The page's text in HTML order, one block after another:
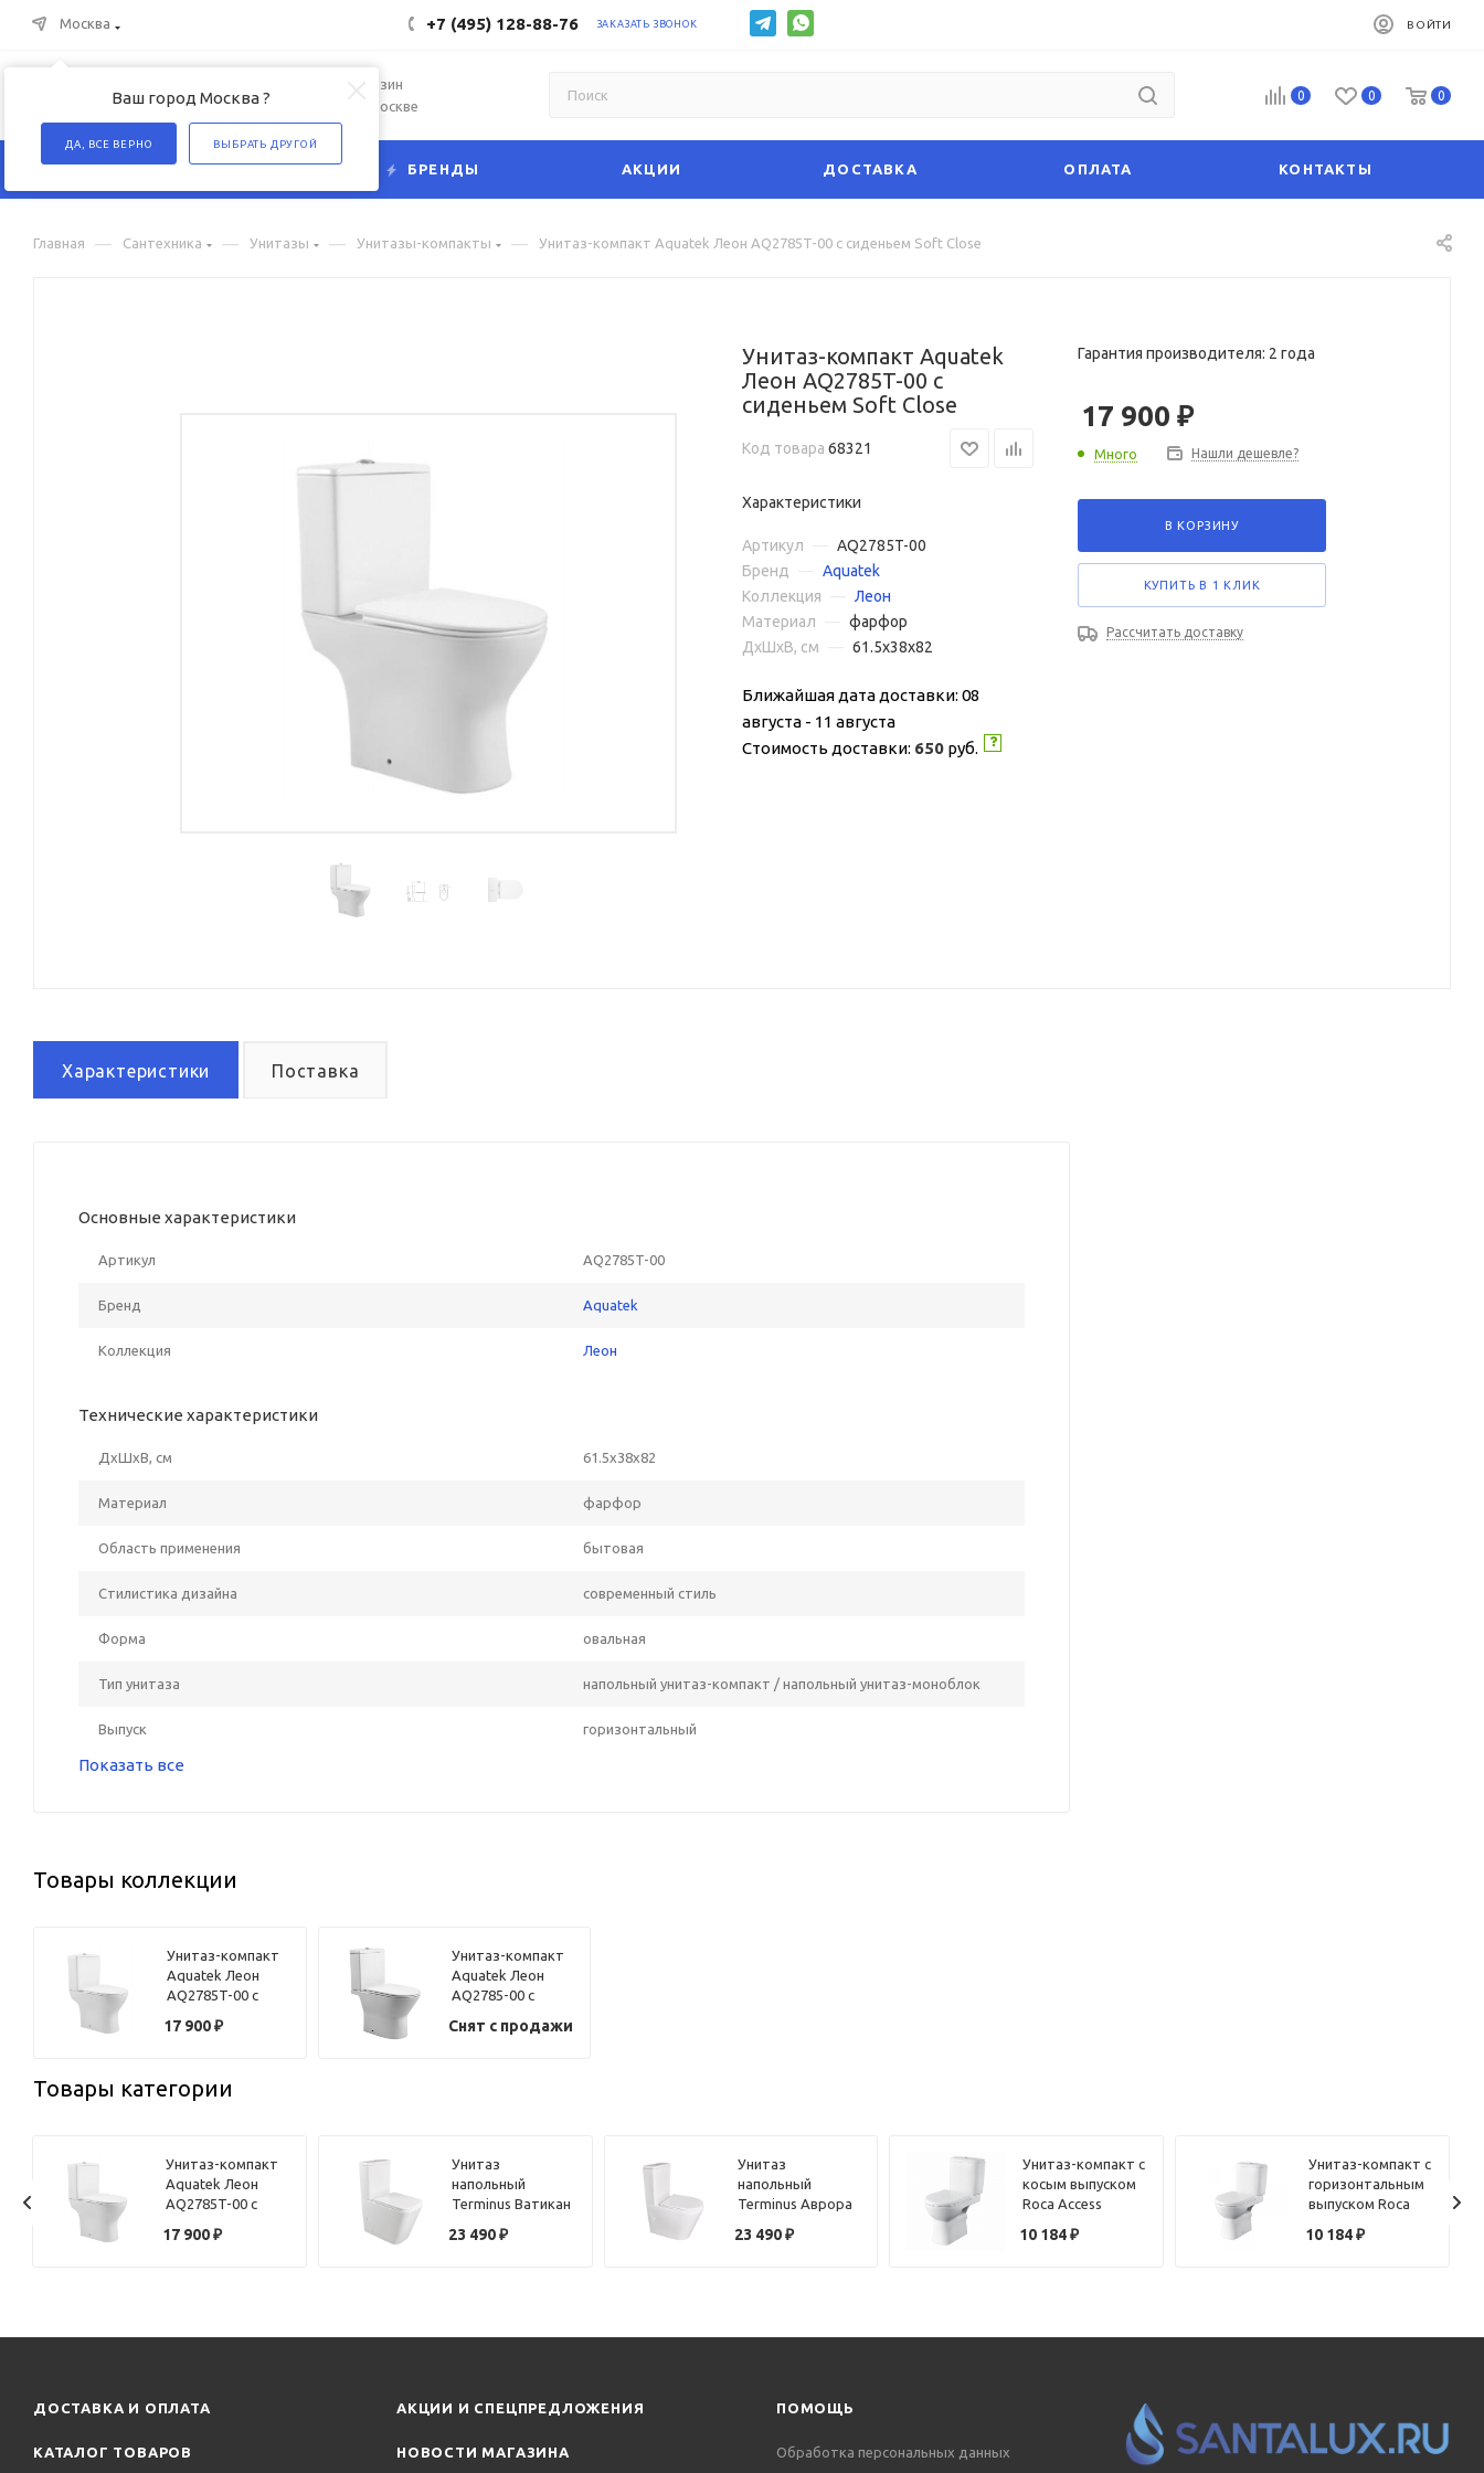
Москва
Ваш город Москва ?
ДА, ВСЕ ВЕРНО ВЫБРАТЬ ДРУГОЙ
+7 (495) 128-88-76 ЗАКАЗАТЬ ЗВОНОК ВОЙТИ
Интернет-магазин
сантехники в Москве
0 0 0
КАТАЛОГ БРЕНДЫ АКЦИИ ДОСТАВКА ОПЛАТА КОНТАКТЫ
Главная — Сантехника — Унитазы — Унитазы-компакты — Унитаз-компакт Aquatek Леон AQ2785T-00 с сиденьем Soft Close
Унитаз-компакт Aquatek
Леон AQ2785T-00 с
сиденьем Soft Close
Код товара 68321
Характеристики
Артикул
AQ2785T-00
Бренд
Aquatek
Коллекция
Леон
Материал
фарфор
ДxШxВ, см
61.5x38x82
Ближайшая дата доставки: 08
августа - 11 августа
Стоимость доставки: 650 руб.
Гарантия производителя: 2 года
17 900 ₽
Много Нашли дешевле?
В КОРЗИНУ
КУПИТЬ В 1 КЛИК
Рассчитать доставку
Характеристики Поставка
Основные характеристики
Артикул AQ2785T-00
Бренд Aquatek
Коллекция Леон
Технические характеристики
ДxШxВ, см 61.5x38x82
Материал фарфор
Область применения бытовая
Стилистика дизайна современный стиль
Форма овальная
Тип унитаза напольный унитаз-компакт / напольный унитаз-моноблок
Выпуск горизонтальный
Показать все
Товары коллекции
Унитаз-компакт
Aquatek Леон
AQ2785T-00 с
Close
17 900₽
Унитаз-компакт
Aquatek Леон
AQ2785-00 с
Close
Снят с продажи
Товары категории
Унитаз-компакт
Aquatek Леон
AQ2785T-00 с
Close
17 900₽
Унитаз
напольный
Terminus Ватикан
12F61x36W,
23 490₽
Унитаз
напольный
Terminus Аврора
11F62x39W,
23 490₽
Унитаз-компакт с
косым выпуском
Roca Access
сиденьем
10 184₽
Унитаз-компакт с
горизонтальным
выпуском Roca
с сиденьем
10 184₽
ДОСТАВКА И ОПЛАТА
КАТАЛОГ ТОВАРОВ
АКЦИИ И СПЕЦПРЕДЛОЖЕНИЯ
НОВОСТИ МАГАЗИНА
ПОМОЩЬ
Обработка персональных данных